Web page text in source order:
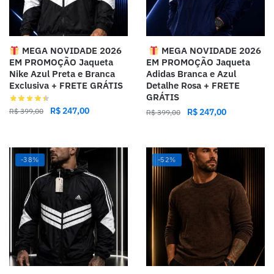
MEGA NOVIDADE 2026
EM PROMOÇÃO Jaqueta
Nike Azul Preta e Branca
Exclusiva + FRETE GRÁTIS
R$399,00 R$247,00
MEGA NOVIDADE 2026
EM PROMOÇÃO Jaqueta
Adidas Branca e Azul
Detalhe Rosa + FRETE
GRÁTIS
R$399,00 R$247,00
-38% -52%